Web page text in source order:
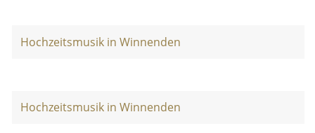
Hochzeitsmusik in Winnenden
Hochzeitsmusik in Winnenden